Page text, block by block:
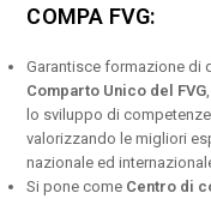
COMPA FVG:
Garantisce formazione di
Comparto Unico del FVG
lo sviluppo di
valorizzando le migliori
nazionale ed
Si pone come Centro di